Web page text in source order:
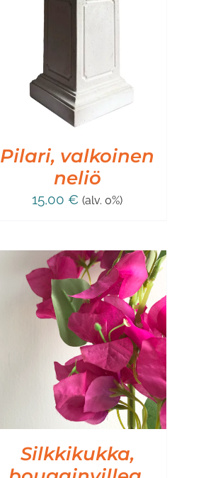
Pilari, valkoinen
neliö
15,00€ (alv. 0%)
Silkkikukka,